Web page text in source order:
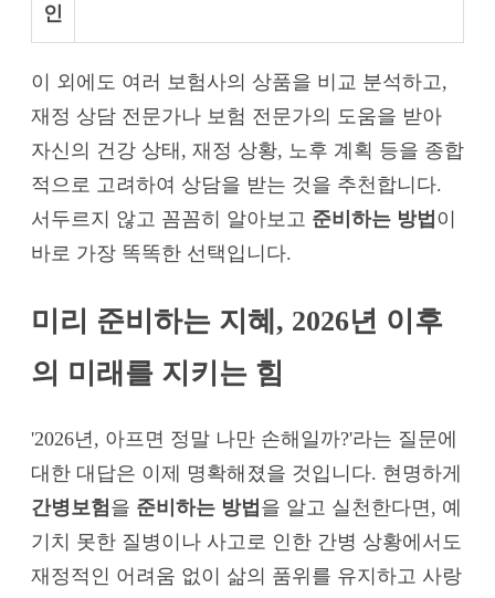
인
이 외에도 여러 보험사의 상품을 비교 분석하고,
재정 상담 전문가나 보험 전문가의 도움을 받아
자신의 건강 상태, 재정 상황, 노후 계획 등을 종합
적으로 고려하여 상담을 받는 것을 추천합니다.
서두르지 않고 꼼꼼히 알아보고 준비하는 방법 이
바로 가장 똑똑한 선택입니다.
미리 준비하는 지혜, 2026년 이후
의 미래를 지키는 힘
'2026년, 아프면 정말 나만 손해일까?'라는 질문에
대한 대답은 이제 명확해졌을 것입니다. 현명하게
간병보험을 준비하는 방법 을 알고 실천한다면, 예
기치 못한 질병이나 사고로 인한 간병 상황에서도
재정적인 어려움 없이 삶의 품위를 유지하고 사랑